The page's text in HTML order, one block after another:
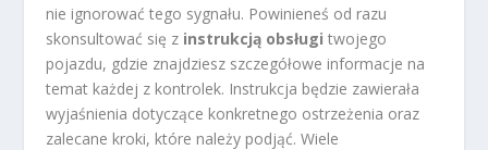
nie ignorować tego sygnału. Powinieneś od razu
skonsultować się z instrukcją obsługi twojego
pojazdu, gdzie znajdziesz szczegółowe informacje na
temat każdej z kontrolek. Instrukcja będzie zawierała
wyjaśnienia dotyczące konkretnego ostrzeżenia oraz
zalecane kroki, które należy podjąć. Wiele